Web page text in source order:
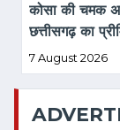
कोसा की चमक
छत्तीसगढ़ का
7 August 2026